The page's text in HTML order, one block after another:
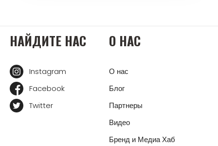
НАЙДИТЕ НАС
Instagram
Facebook
Twitter
О НАС
О нас
Блог
Партнеры
Видео
Бренд и Медиа Хаб